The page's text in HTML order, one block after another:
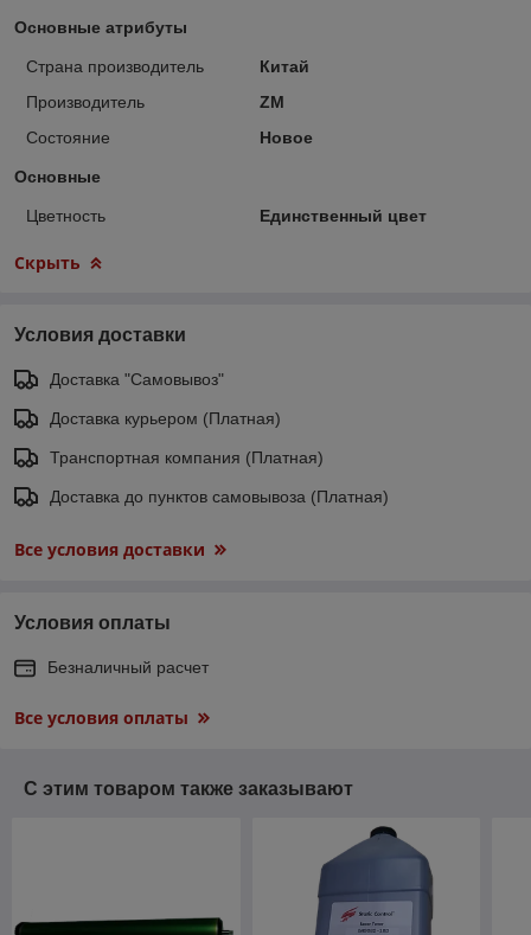
Основные атрибуты
Страна производитель
Китай
Производитель
ZM
Состояние
Новое
Основные
Цветность Единственный цвет
Скрыть
Условия доставки
Доставка "Самовывоз"
Доставка курьером (Платная)
Транспортная компания (Платная)
Доставка до пунктов самовывоза (Платная)
Все условия доставки
Условия оплаты
Безналичный расчет
Все условия оплаты
С этим товаром также заказывают